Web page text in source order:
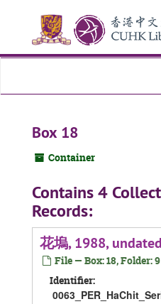
content
Box 18
Container
Contains 4
Records:
花塢, 1988, undated
File — Box: 18, Folder: 9
Identifier: